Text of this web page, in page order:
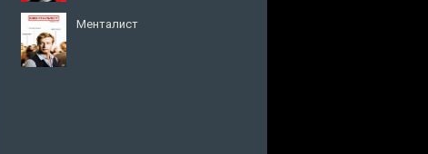
Менталист